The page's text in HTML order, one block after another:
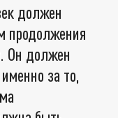
должен
продолжения
Он должен
за то,